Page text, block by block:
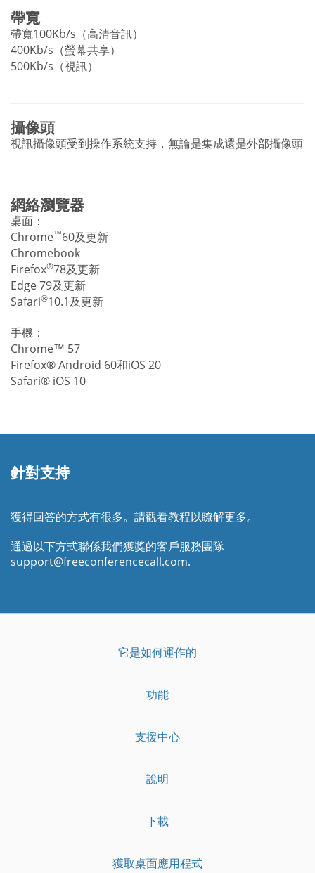
帶寬
帶寬100Kb/s（高清音訊）
400Kb/s（螢幕共享）
500Kb/s（視訊）
攝像頭
視訊攝像頭受到操作系統支持，無論是集成還是外部攝像頭
網絡瀏覽器
桌面：
Chrome™60及更新
Chromebook
Firefox®78及更新
Edge 79及更新
Safari®10.1及更新
手機：
Chrome™ 57
Firefox® Android 60和iOS 20
Safari® iOS 10
針對支持
獲得回答的方式有很多。請觀看教程以瞭解更多。
通過以下方式聯係我們獲獎的客戶服務團隊
support@freeconferencecall.com.
它是如何運作的
功能
支援中心
說明
下載
獲取桌面應用程式